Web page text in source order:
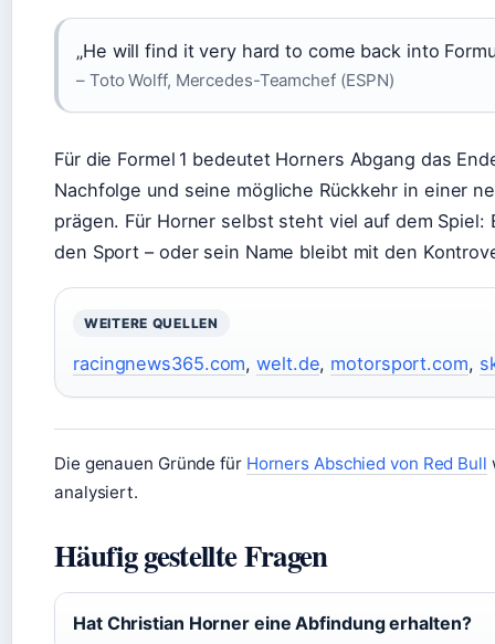
„He will find it very hard to come back into
– Toto Wolff, Mercedes-Teamchef (ESPN)
Für die Formel 1 bedeutet Horners Abgang das
Nachfolge und seine mögliche Rückkehr in einer
prägen. Für Horner selbst steht viel auf dem
den Sport – oder sein Name bleibt mit den
WEITERE QUELLEN
racingnews365.com,welt.de, motorsport.com,
Die genauen Gründe für Horners Abschied von Red Bull
analysiert.
Häufig gestellte Fragen
Hat Christian Horner eine Abfindung erhalten?